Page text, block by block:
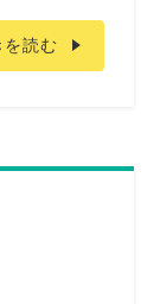
を読む